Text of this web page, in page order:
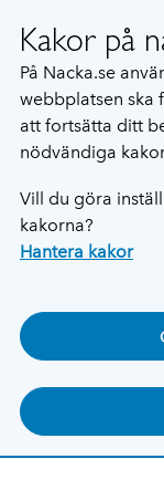
Kakor på
På Nacka.se
webbplatsen ska
att fortsätta ditt
nödvändiga
Vill du göra
kakorna?
Hantera kakor